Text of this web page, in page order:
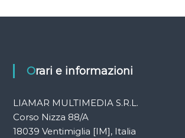
Orari e informazioni
LIAMAR MULTIMEDIA S.R.L.
Corso Nizza 88/A
18039 Ventimiglia [IM], Italia